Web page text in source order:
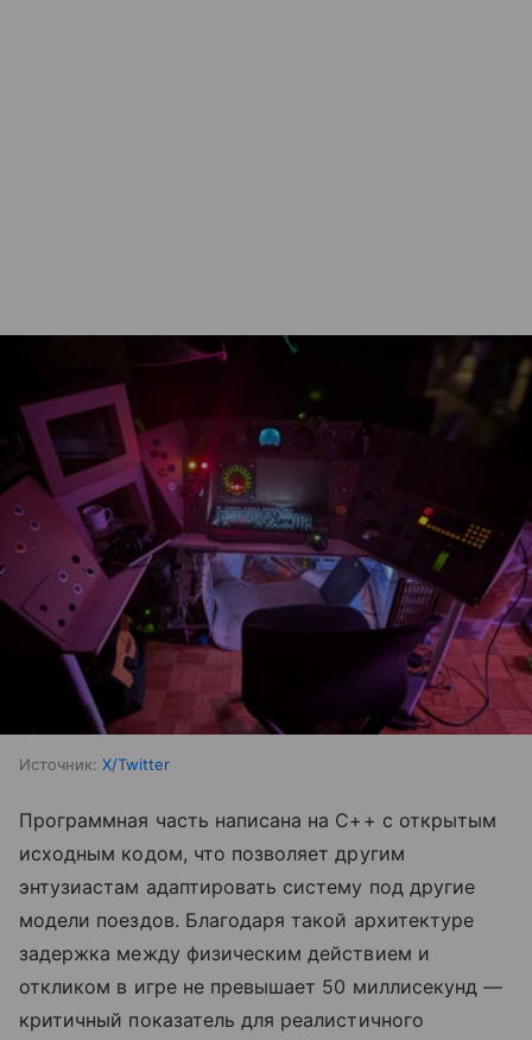
Источник: X/Twitter
Программная часть написана на C++ с открытым
исходным кодом, что позволяет другим
энтузиастам адаптировать систему под другие
модели поездов. Благодаря такой архитектуре
задержка между физическим действием и
откликом в игре не превышает 50 миллисекунд —
критичный показатель для реалистичного